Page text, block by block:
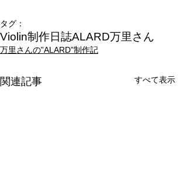
タグ：
Violin制作日誌ALARD万里さん
万里さんの”ALARD”制作記
関連記事 すべて表示